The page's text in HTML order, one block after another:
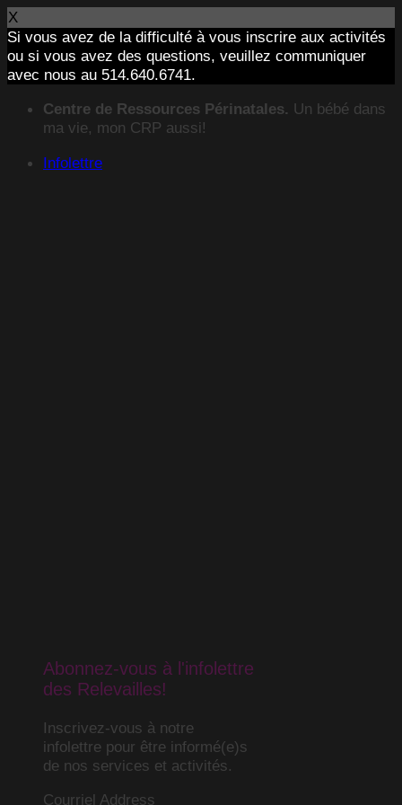
X
Si vous avez de la difficulté à vous inscrire aux activités
ou si vous avez des questions, veuillez communiquer
avec nous au 514.640.6741.
contenu
Centre de Ressources Périnatales. Un bébé dans
ma vie, mon CRP aussi!
Infolettre
Abonnez-vous à l'infolettre
des Relevailles!
Inscrivez-vous à notre
infolettre pour être informé(e)s
de nos services et activités.
Courriel Address